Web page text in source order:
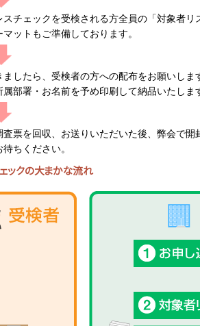
スチェックを受検される方全員の「対象者
ットもご準備しております。
ましたら、受検者の方への配布をお願いしま
属部署・お名前を予め印刷して納品いたしま
査票を回収、お送りいただいた後、弊会で
ちください。
ックの大まかな流れ